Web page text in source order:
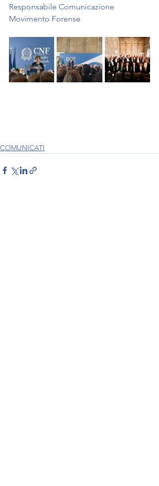
Responsabile Comunicazione
Movimento Forense
COMUNICATI